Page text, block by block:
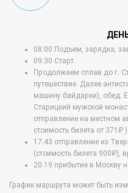
08:00 Подъем, зарядка,
09:30 Старт.
Продолжаем сплав до г.
путешествие. Далее
машину байдарки), обед.
Старицкий мужской
отправление на местном
стоимость билета от 371₽
17:43 отправление из
(стоимость билета 900₽),
20:19 прибытие в Москву
График маршрута может быть